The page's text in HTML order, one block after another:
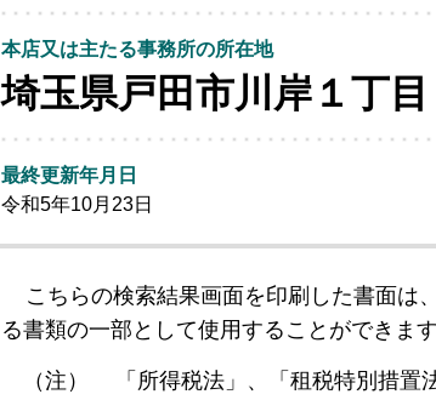
本店又は主たる事務所の所在地
埼玉県戸田市川岸１丁
最終更新年月日
令和5年10月23日
こちらの検索結果画面を印刷した書面は
る書類の一部として使用することができます
（注）
「所得税法」、「租税特別措